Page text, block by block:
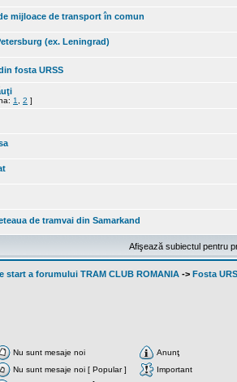
mijloace de transport în comun
(ex. Leningrad)
fosta URSS
1 2 ]
de tramvai din Samarkand
Afişează subiectul pentru
start a forumului TRAM CLUB ROMANIA -> Fosta
Nu sunt mesaje noi
Anunţ
Nu sunt mesaje noi [ Popular ]
Important